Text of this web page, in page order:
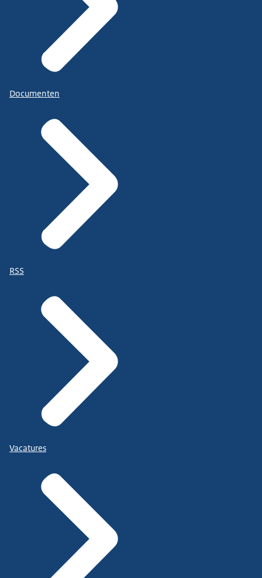
Documenten
RSS
Vacatures